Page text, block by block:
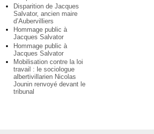
Disparition de Jacques
Salvator, ancien maire
d’Aubervilliers
Hommage public à
Jacques Salvator
Hommage public à
Jacques Salvator
Mobilisation contre la loi
travail : le sociologue
albertivillarien Nicolas
Jounin renvoyé devant le
tribunal